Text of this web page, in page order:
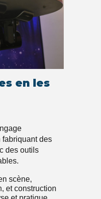
en les
des
des outils
scène,
et construction